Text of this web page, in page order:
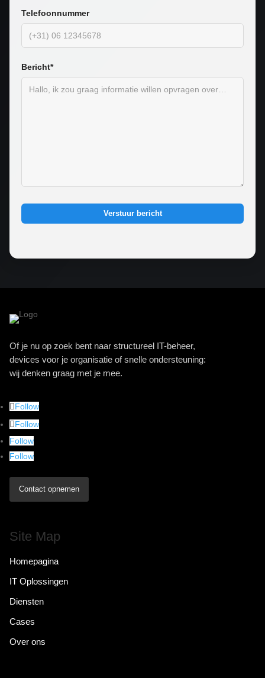
Telefoonnummer
Bericht*
Verstuur bericht
Of je nu op zoek bent naar structureel IT-beheer,
devices voor je organisatie of snelle ondersteuning:
wij denken graag met je mee.
Follow
Follow
Follow
Follow
Contact opnemen
Site Map
Homepagina
IT Oplossingen
Diensten
Cases
Over ons